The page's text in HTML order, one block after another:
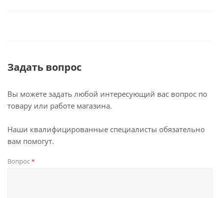
Задать вопрос
Вы можете задать любой интересующий вас вопрос по
товару или работе магазина.
Наши квалифицированные специалисты обязательно
вам помогут.
Вопрос*